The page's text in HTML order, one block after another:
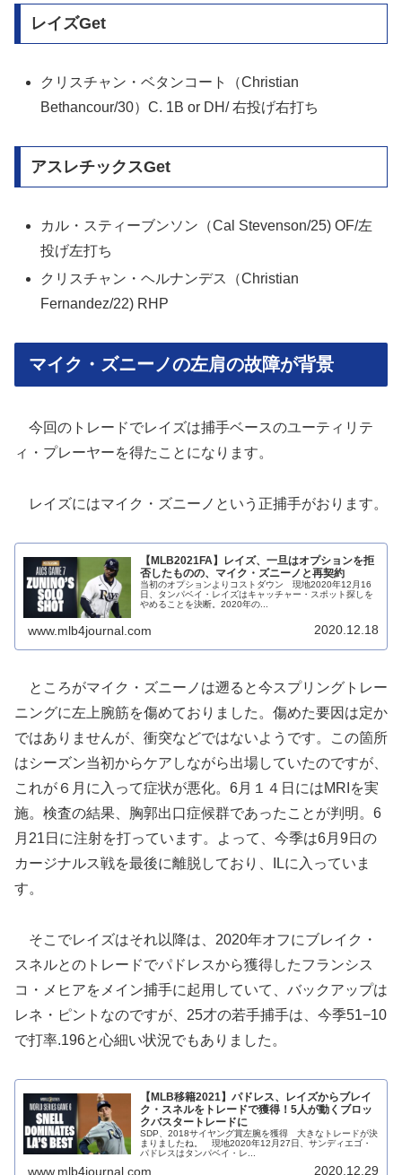
レイズGet
クリスチャン・ベタンコート（Christian
Bethancour/30）C. 1B or DH/ 右投げ右打ち
アスレチックスGet
カル・スティーブンソン（Cal Stevenson/25) OF/左
投げ左打ち
クリスチャン・ヘルナンデス（Christian
Fernandez/22) RHP
マイク・ズニーノの左肩の故障が背景
今回のトレードでレイズは捕手ベースのユーティリテ
ィ・プレーヤーを得たことになります。
レイズにはマイク・ズニーノという正捕手がおります。
【MLB2021FA】レイズ、一旦はオプションを拒
否したものの、マイク・ズニーノと再契約
当初のオプションよりコストダウン 現地2020年12月16
日、タンパベイ・レイズはキャッチャー・スポット探しを
やめることを決断。2020年の...
www.mlb4journal.com 2020.12.18
ところがマイク・ズニーノは遡ると今スプリングトレー
ニングに左上腕筋を傷めておりました。傷めた要因は定か
ではありませんが、衝突などではないようです。この箇所
はシーズン当初からケアしながら出場していたのですが、
これが６月に入って症状が悪化。6月１４日にはMRIを実
施。検査の結果、胸郭出口症候群であったことが判明。6
月21日に注射を打っています。よって、今季は6月9日の
カージナルス戦を最後に離脱しており、ILに入っていま
す。
そこでレイズはそれ以降は、2020年オフにブレイク・
スネルとのトレードでパドレスから獲得したフランシス
コ・メヒアをメイン捕手に起用していて、バックアップは
レネ・ピントなのですが、25才の若手捕手は、今季51−10
で打率.196と心細い状況でもありました。
【MLB移籍2021】パドレス、レイズからブレイ
ク・スネルをトレードで獲得！5人が動くブロッ
クバスタートレードに
SDP、2018サイヤング賞左腕を獲得 大きなトレードが決
まりましたね。 現地2020年12月27日、サンディエゴ・
パドレスはタンパベイ・レ...
www.mlb4journal.com 2020.12.29